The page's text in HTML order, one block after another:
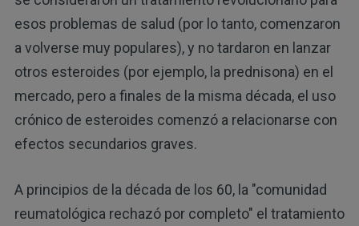
esos problemas de salud (por lo tanto, comenzaron
a volverse muy populares), y no tardaron en lanzar
otros esteroides (por ejemplo, la prednisona) en el
mercado, pero a finales de la misma década, el uso
crónico de esteroides comenzó a relacionarse con
efectos secundarios graves.
A principios de la década de los 60, la "comunidad
reumatológica rechazó por completo" el tratamiento